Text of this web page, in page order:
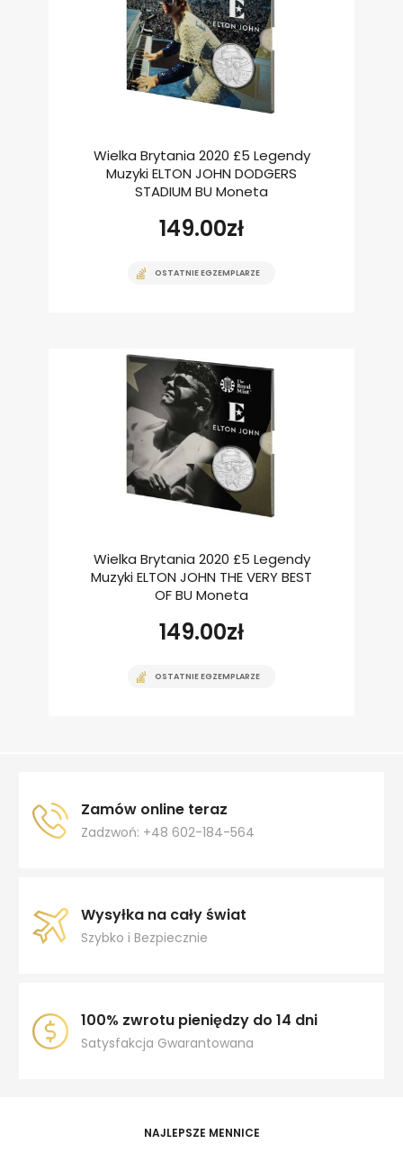
Wielka Brytania 2020 £5 Legendy
Muzyki ELTON JOHN DODGERS
STADIUM BU Moneta
149.00zł
OSTATNIE EGZEMPLARZE
Wielka Brytania 2020 £5 Legendy
Muzyki ELTON JOHN THE VERY BEST
OF BU Moneta
149.00zł
OSTATNIE EGZEMPLARZE
Zamów online teraz
Zadzwoń: +48 602-184-564
Wysyłka na cały świat
Szybko i Bezpiecznie
100% zwrotu pieniędzy do 14 dni
Satysfakcja Gwarantowana
NAJLEPSZE MENNICE